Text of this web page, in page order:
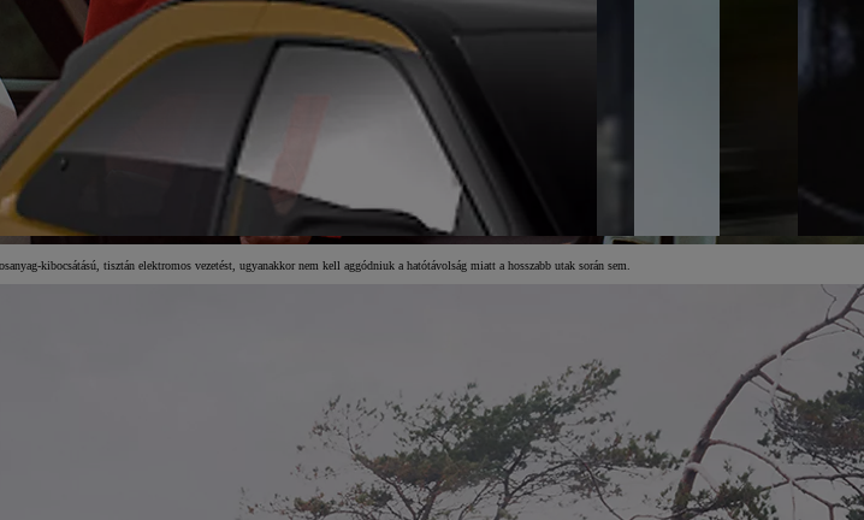
kibocsátású, tisztán elektromos vezetést, ugyanakkor nem kell aggódniuk a hatótávolság miatt a hosszabb utak során sem.